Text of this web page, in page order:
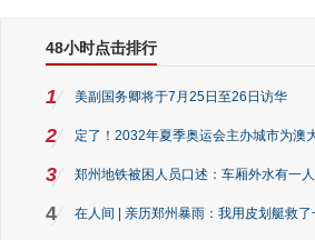
48小时点击排行
1 美副国务卿将于7月25日至26日访华
2 定了！2032年夏季奥运会主办城市为澳
3 郑州地铁被困人员口述：车厢外水有一
4 在人间 | 亲历郑州暴雨：我用皮划艇救了